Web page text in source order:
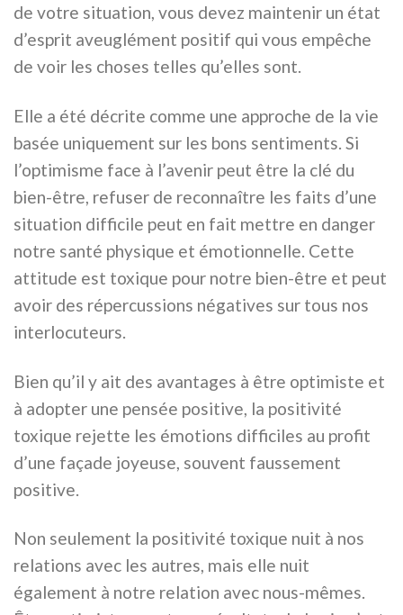
de votre situation, vous devez maintenir un état
d’esprit aveuglément positif qui vous empêche
de voir les choses telles qu’elles sont.
Elle a été décrite comme une approche de la vie
basée uniquement sur les bons sentiments. Si
l’optimisme face à l’avenir peut être la clé du
bien-être, refuser de reconnaître les faits d’une
situation difficile peut en fait mettre en danger
notre santé physique et émotionnelle. Cette
attitude est toxique pour notre bien-être et peut
avoir des répercussions négatives sur tous nos
interlocuteurs.
Bien qu’il y ait des avantages à être optimiste et
à adopter une pensée positive, la positivité
toxique rejette les émotions difficiles au profit
d’une façade joyeuse, souvent faussement
positive.
Non seulement la positivité toxique nuit à nos
relations avec les autres, mais elle nuit
également à notre relation avec nous-mêmes.